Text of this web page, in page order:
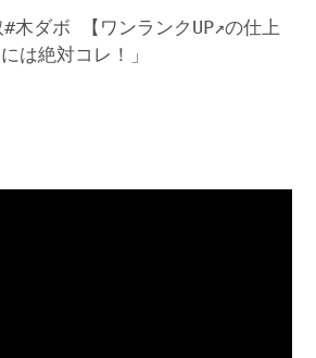
#木ダボ 【ワンランクUP↗︎の仕上
は絶対コレ！」